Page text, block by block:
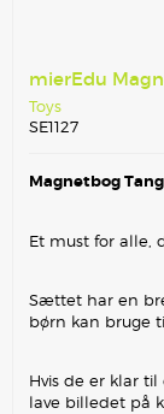
mierEdu
Toys
SE1127
Magnetbog
Et must for alle,
Sættet har en
børn kan bruge
Hvis de er klar
lave billedet på